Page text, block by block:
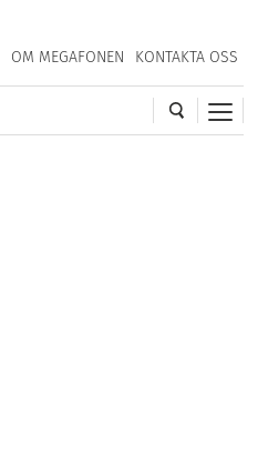
OM MEGAFONEN KONTAKTA OSS